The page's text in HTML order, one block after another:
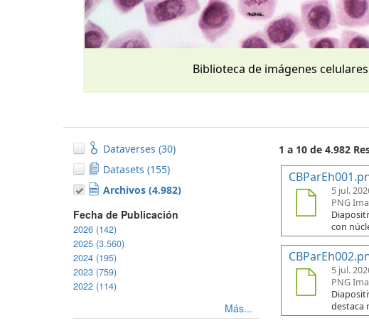
Biblioteca de imágenes celulares
Dataverses (30)
Datasets (155)
Archivos (4.982)
Fecha de Publicación
2026 (142)
2025 (3.560)
2024 (195)
2023 (759)
2022 (114)
Más...
1 a 10 de 4.982
5 jul.
PNG
con
5 jul.
PNG
destaca